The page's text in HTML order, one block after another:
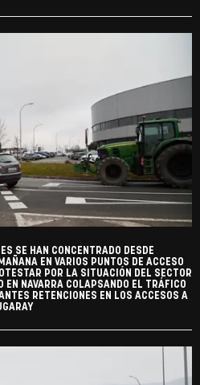
SE HAN CONCENTRADO DESDE
EN VARIOS PUNTOS DE ACCESO
POR LA SITUACIÓN DEL SECTOR
EN NAVARRA COLAPSANDO EL TRÁFICO
RETENCIONES EN LOS ACCESOS A